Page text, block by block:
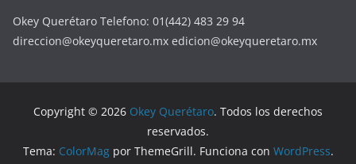
Okey Querétaro Telefono: 01(442) 483 29 94
direccion@okeyqueretaro.mx edicion@okeyqueretaro.mx
Copyright © 2026 Okey Querétaro. Todos los derechos
reservados.
Tema: ColorMagpor ThemeGrill. Funciona con WordPress.